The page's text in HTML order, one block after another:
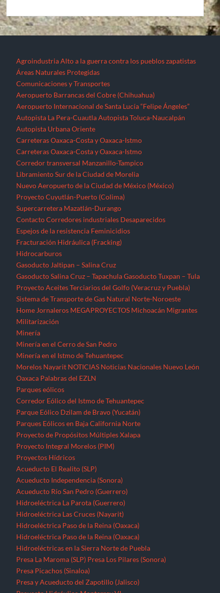
Agroindustria Alto a la guerra contra los pueblos zapatistas
Áreas Naturales Protegidas
Comunicaciones y Transportes
Aeropuerto Barrancas del Cobre (Chihuahua)
Aeropuerto Internacional de Santa Lucía “Felipe Ángeles”
Autopista La Pera-Cuautla Autopista Toluca-Naucalpán
Autopista Urbana Oriente
Carreteras Oaxaca-Costa y Oaxaca-Istmo
Carreteras Oaxaca-Costa y Oaxaca-Istmo
Corredor transversal Manzanillo-Tampico
Libramiento Sur de la Ciudad de Morelia
Nuevo Aeropuerto de la Ciudad de México (México)
Proyecto Cuyutlán-Puerto (Colima)
Supercarretera Mazatlán-Durango
Contacto Corredores industriales Desaparecidos
Espejos de la resistencia Feminicidios
Fracturación Hidráulica (Fracking)
Hidrocarburos
Gasoducto Jaltipan – Salina Cruz
Gasoducto Salina Cruz – Tapachula Gasoducto Tuxpan – Tula
Proyecto Aceites Terciarios del Golfo (Veracruz y Puebla)
Sistema de Transporte de Gas Natural Norte-Noroeste
Home Jornaleros MEGAPROYECTOS Michoacán Migrantes
Militarización
Minería
Minería en el Cerro de San Pedro
Minería en el Istmo de Tehuantepec
Morelos Nayarit NOTICIAS Noticias Nacionales Nuevo León
Oaxaca Palabras del EZLN
Parques eólicos
Corredor Eólico del Istmo de Tehuantepec
Parque Eólico Dzilam de Bravo (Yucatán)
Parques Eólicos en Baja California Norte
Proyecto de Propósitos Múltiples Xalapa
Proyecto Integral Morelos (PIM)
Proyectos Hídricos
Acueducto El Realito (SLP)
Acueducto Independencia (Sonora)
Acueducto Río San Pedro (Guerrero)
Hidroeléctrica La Parota (Guerrero)
Hidroeléctrica Las Cruces (Nayarit)
Hidroeléctrica Paso de la Reina (Oaxaca)
Hidroeléctrica Paso de la Reina (Oaxaca)
Hidroeléctricas en la Sierra Norte de Puebla
Presa La Maroma (SLP) Presa Los Pilares (Sonora)
Presa Picachos (Sinaloa)
Presa y Acueducto del Zapotillo (Jalisco)